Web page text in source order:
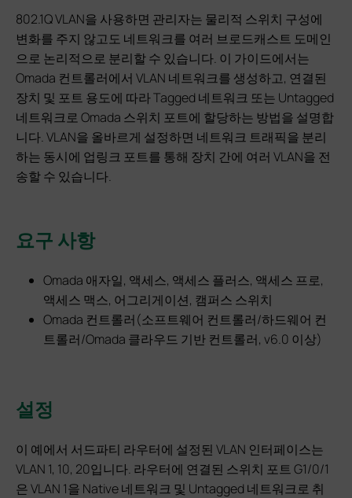
802.1Q VLAN을 사용하면 관리자는 물리적 스위치 구성에
변화를 주지 않고도 네트워크를 여러 브로드캐스트 도메인
으로 논리적으로 분리할 수 있습니다. 이 가이드에서는
Omada 컨트롤러에서 VLAN 네트워크를 생성하고, 연결된
장치 및 포트 용도에 따라 Tagged 네트워크 또는 Untagged
네트워크로 Omada 스위치 포트에 할당하는 방법을 설명합
니다. VLAN을 올바르게 설정하면 네트워크 트래픽을 분리
하는 동시에 업링크 포트를 통해 장치 간에 여러 VLAN을 전
송할 수 있습니다.
요구 사항
Omada 애자일, 액세스, 액세스 플러스, 액세스 프로,
액세스 맥스, 어그리게이션, 캠퍼스 스위치
Omada 컨트롤러(소프트웨어 컨트롤러/하드웨어 컨
트롤러/Omada 클라우드 기반 컨트롤러, v6.0 이상)
설정
이 예에서 서드파티 라우터에 설정된 VLAN 인터페이스는
VLAN 1, 10, 20입니다. 라우터에 연결된 스위치 포트 G1/0/1
은 VLAN 1을 Native 네트워크 및 Untagged 네트워크로 취